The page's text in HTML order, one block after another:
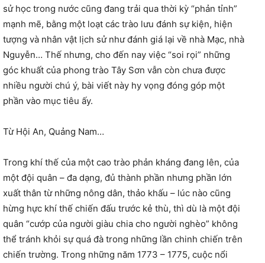
sử học trong nước cũng đang trải qua thời kỳ “phản tỉnh”
mạnh mẽ, bằng một loạt các trào lưu đánh sự kiện, hiện
tượng và nhân vật lịch sử như đánh giá lại về nhà Mạc, nhà
Nguyễn… Thế nhưng, cho đến nay việc “soi rọi” những
góc khuất của phong trào Tây Sơn vẫn còn chưa được
nhiều người chú ý, bài viết này hy vọng đóng góp một
phần vào mục tiêu ấy.
Từ Hội An, Quảng Nam…
Trong khí thế của một cao trào phản kháng đang lên, của
một đội quân – đa dạng, đủ thành phần nhưng phần lớn
xuất thân từ những nông dân, thảo khấu – lúc nào cũng
hừng hực khí thế chiến đấu trước kẻ thù, thì dù là một đội
quân “cướp của người giàu chia cho người nghèo” không
thể tránh khỏi sự quá đà trong những lần chinh chiến trên
chiến trường. Trong những năm 1773 – 1775, cuộc nổi